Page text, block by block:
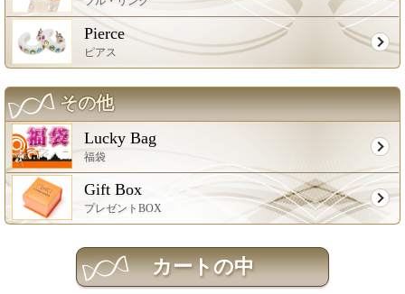
Pierce
ピアス
その他
Lucky Bag
福袋
Gift Box
プレゼントBOX